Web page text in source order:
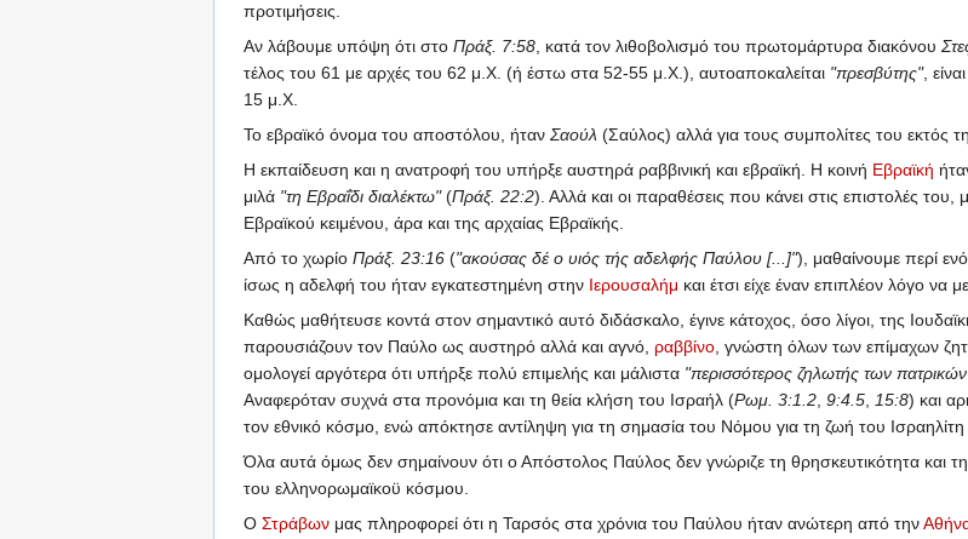
προτιμήσεις.
Αν λάβουμε υπόψη ότι στο Πράξ. 7:58, κατά τον λιθοβολισμό του πρωτομάρτυρα διακόνου
τέλος του 61 με αρχές του 62 μ.Χ. (ή έστω στα 52-55 μ.Χ.), αυτοαποκαλείται "πρεσβύτης",
15 μ.Χ.
Το εβραϊκό όνομα του αποστόλου, ήταν Σαούλ (Σαύλος) αλλά για τους συμπολίτες του εκτός
Η εκπαίδευση και η ανατροφή του υπήρξε αυστηρά ραββινική και εβραϊκή. Η κοινή Εβραϊκή
μιλά "τη Εβραΐδι διαλέκτω"(Πράξ. 22:2). Αλλά και οι παραθέσεις που κάνει στις επιστολές του,
Εβραϊκού κειμένου, άρα και της αρχαίας Εβραϊκής.
Από το χωρίο Πράξ. 23:16 ("ακούσας δέ ο υιός τής αδελφής Παύλου [...]"), μαθαίνουμε περί
ίσως η αδελφή του ήταν εγκατεστημένη στην Ιερουσαλήμ και έτσι είχε έναν επιπλέον λόγο να
Καθώς μαθήτευσε κοντά στον σημαντικό αυτό διδάσκαλο, έγινε κάτοχος, όσο λίγοι, της
παρουσιάζουν τον Παύλο ως αυστηρό αλλά και αγνό, ραββίνο, γνώστη όλων των επίμαχων
ομολογεί αργότερα ότι υπήρξε πολύ επιμελής και μάλιστα "περισσότερος ζηλωτής των
Αναφερόταν συχνά στα προνόμια και τη θεία κλήση του Ισραήλ (Ρωμ. 3:1.2, 9:4.5, 15:8) και
τον εθνικό κόσμο, ενώ απόκτησε αντίληψη για τη σημασία του Νόμου για τη ζωή του
Όλα αυτά όμως δεν σημαίνουν ότι ο Απόστολος Παύλος δεν γνώριζε τη θρησκευτικότητα και
του ελληνορωμαϊκοϋ κόσμου.
Ο Στράβων μας πληροφορεί ότι η Ταρσός στα χρόνια του Παύλου ήταν ανώτερη από την